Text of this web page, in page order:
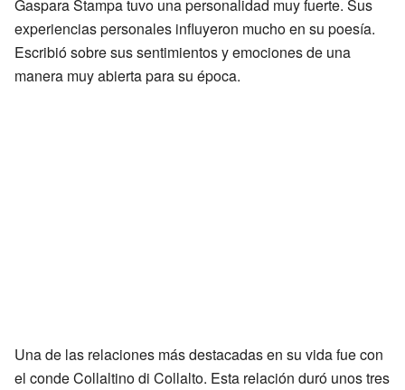
Gaspara Stampa tuvo una personalidad muy fuerte. Sus
experiencias personales influyeron mucho en su poesía.
Escribió sobre sus sentimientos y emociones de una
manera muy abierta para su época.
Una de las relaciones más destacadas en su vida fue con
el conde Collaltino di Collalto. Esta relación duró unos tres